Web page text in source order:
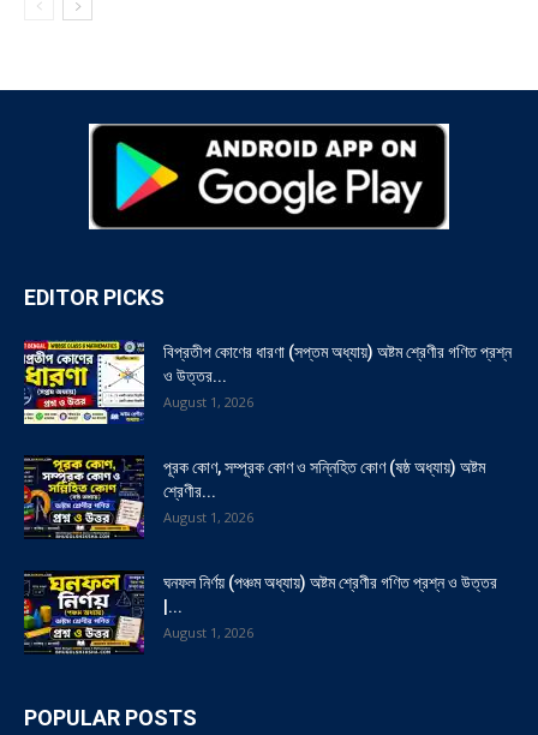
EDITOR PICKS
বিপ্রতীপ কোণের ধারণা (সপ্তম অধ্যায়) অষ্টম শ্রেণীর গণিত প্রশ্ন
ও উত্তর...
August 1, 2026
পূরক কোণ, সম্পূরক কোণ ও সন্নিহিত কোণ (ষষ্ঠ অধ্যায়) অষ্টম
শ্রেণীর...
August 1, 2026
ঘনফল নির্ণয় (পঞ্চম অধ্যায়) অষ্টম শ্রেণীর গণিত প্রশ্ন ও উত্তর
|...
August 1, 2026
POPULAR POSTS